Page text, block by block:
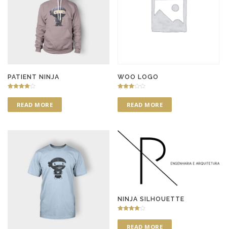
PATIENT NINJA
4.50
out of 5READ MORE
WOO LOGO
3.00
out of 5READ MORE
NINJA SILHOUETTE
4.75
out of 5READ MORE